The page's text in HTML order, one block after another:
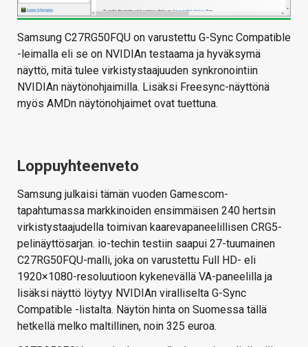
Samsung C27RG50FQU on varustettu G-Sync Compatible
-leimalla eli se on NVIDIAn testaama ja hyväksymä
näyttö, mitä tulee virkistystaajuuden synkronointiin
NVIDIAn näytönohjaimilla. Lisäksi Freesync-näyttönä
myös AMDn näytönohjaimet ovat tuettuna.
Loppuyhteenveto
Samsung julkaisi tämän vuoden Gamescom-
tapahtumassa markkinoiden ensimmäisen 240 hertsin
virkistystaajudella toimivan kaarevapaneelillisen CRG5-
pelinäyttösarjan. io-techin testiin saapui 27-tuumainen
C27RG50FQU-malli, joka on varustettu Full HD- eli
1920×1080-resoluutioon kykenevällä VA-paneelilla ja
lisäksi näyttö löytyy NVIDIAn viralliselta G-Sync
Compatible -listalta. Näytön hinta on Suomessa tällä
hetkellä melko maltillinen, noin 325 euroa.